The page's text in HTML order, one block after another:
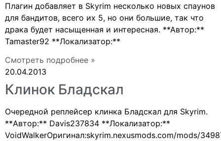
Плагин добавляет в Skyrim несколько новых спаунов
для бандитов, всего их 5, но они большие, так что
драка будет насыщенная и интересная. **Автор:**
Tamaster92 **Локализатор:**
Смотреть подробнее »
20.04.2013
Клинок Бладскал
Очередной реплейсер клинка Бладскал для Skyrim.
**Автор:** Davis237834 **Локализатор:**
VoidWalkerОригинал:skyrim.nexusmods.com/mods/